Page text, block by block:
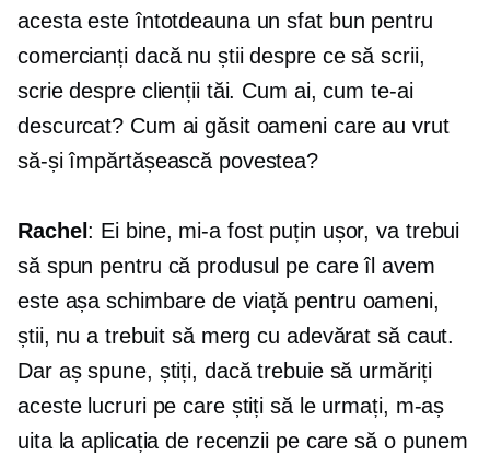
acesta este întotdeauna un sfat bun pentru
comercianți dacă nu știi despre ce să scrii,
scrie despre clienții tăi. Cum ai, cum te-ai
descurcat? Cum ai găsit oameni care au vrut
să-și împărtășească povestea?
Rachel : Ei bine, mi-a fost puțin ușor, va trebui
să spun pentru că produsul pe care îl avem
este așaschimbare de viață pentru oameni,
știi, nu a trebuit să merg cu adevărat să caut.
Dar aș spune, știți, dacă trebuie să urmăriți
aceste lucruri pe care știți să le urmați, m-aș
uita la aplicația de recenzii pe care să o punem